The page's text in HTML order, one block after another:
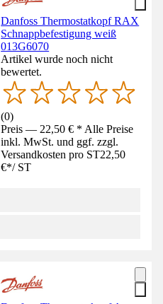
Danfoss Thermostatkopf RAX
Schnappbefestigung weiß
013G6070
Artikel wurde noch nicht
bewertet.
(0)
Preis — 22,50 € * Alle Preise
inkl. MwSt. und ggf. zzgl.
Versandkosten pro ST22,50
€*/ ST